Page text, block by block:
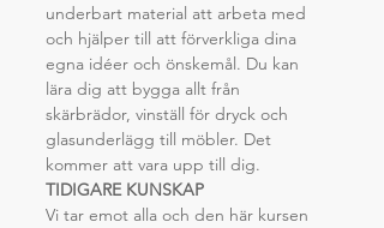
underbart material att arbeta med
och hjälper till att förverkliga dina
egna idéer och önskemål. Du kan
lära dig att bygga allt från
skärbrädor, vinställ för dryck och
glasunderlägg till möbler. Det
kommer att vara upp till dig.
TIDIGARE KUNSKAP
Vi tar emot alla och den här kursen